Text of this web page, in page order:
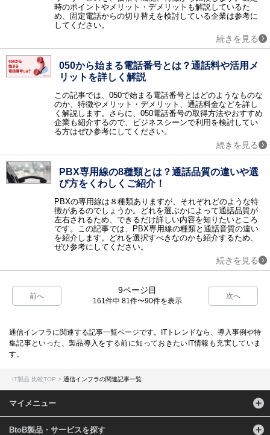
IT導入補助金
【補助金対象】人事給与・勤怠管理 / 【補助金対象】仕入販売・在庫管理 / 【補助金対象】会計・原価管理 / 【補助金対象】ERP（基幹統合） / 【補助金対象】顧客管理・案件管理 / 【補助金対象】ワークフロー（承認申請） / 【補助金対象】グループウェア・情報共有 / 【補助金対象】POS・店舗管理 / 【補助金対象】電子カルテ / 【補助金対象】介護福祉業向けシステム / 【補助金対象】製造業向けシステム / 【補助金対象】経費精算システム / 【補助金対象】名刺管理 / 【補助金対象】財務会計・管理会計 / 【補助金対象】原価・予算管理 / 【補助金対象】文書管理（帳票/契約書/その他） / 法人向け助成金申請代行
スマートデバイス連携システム / GoogleApps導入支援 / 安否確認システム / アンケートシステム / 文書電子化 / 物品管理 / 化学物質管理システム / 運行管理システム / 受付システム / グループウェア導入支援 / リモートコントロール（遠隔操作） / デジタルサイネージ / 分散処理（HPCクラスタ） / 知的財産管理 / デジタル著作権管理（DRM） / e文書ソリューション / 保育園・幼稚園システム / セキュリティ特集 / 賃貸管理ソフト / ホームページ制作 / コラム / テレワーク特集 / テレワーク特集_ネオキャリア / アノテーション / ワークブース / 動作解析ソリューション / ビジネスマッチングサービス / 内部統制ツール
調査レポート
時のポイントやメリット・デメリットも解説しているた
め、固定電話からの切り替えを検討している企業は参考に
してください。
続きを見る
050から始まる電話番号とは？通話料や活用メ
リットを詳しく解説
この記事では、050で始まる電話番号とはどのようなものな
のか、特徴やメリット・デメリット、通話料金などを詳し
く解説します。さらに、050電話番号の取得方法やおすすめ
企業も紹介するので、ビジネスシーンで利用を検討してい
る方はぜひ参考にしてください。
続きを見る
PBX専用線の8種類とは？通話品質の違いや選
び方をくわしくご紹介！
PBXの専用線は８種類ありますが、それぞれどのような特
徴があるのでしょうか。どれを選ぶかによって通話品質が
左右されるため、できるだけ詳しい内容を知りたいところ
です。この記事では、PBX専用線の種類と通話音質の違い
を紹介します。どれを選択すべきなのかも紹介するため、
ぜひ参考にしてください。
続きを見る
前へ
9ページ目
161件中 81件〜90件を表示
次へ
通信インフラに関連する記事一覧ページです。ITトレンドなら、導入事例や特
集記事といった、製品導入をする前に知っておきたいIT情報も充実していま
す。
IT製品 比較TOP 通信インフラの関連記事一覧
マイメニュー
BtoB製品・サービスを探す